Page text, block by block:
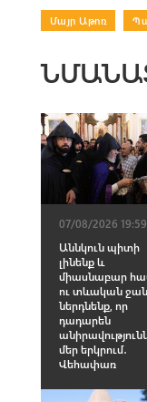
Մայր Աթոռ
07/08/2026 19:59
Աննկուն պիտի
լինենք և
միասնաբար
ու տևական
ներդնենք, որ
դադարեն
մեր երկրում․
Վեհափառ